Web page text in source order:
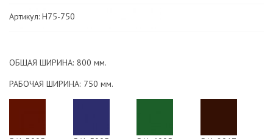
Артикул: H75-750
ОБЩАЯ ШИРИНА: 800 мм.
РАБОЧАЯ ШИРИНА: 750 мм.